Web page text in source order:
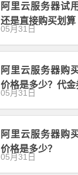
阿里云服务器试
还是直接购买划算
05月31日
阿里云服务器购
价格是多少？代
05月31日
阿里云服务器购
价格是多少？
05月31日